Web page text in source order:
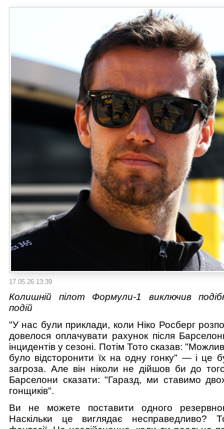
17.05.26 13:39
Колишній пілот Формули-1 виключив
подій
"У нас були приклади, коли Ніко Росберг
довелося оплачувати рахунок після
інцидентів у сезоні. Потім Тото сказав:
було відсторонити їх на одну гонку" — і це
загроза. Але він ніколи не дійшов би до
Барселони сказати: "Гаразд, ми ставимо
гонщиків".
Ви не можете поставити одного
Наскільки це виглядає несправедливо?